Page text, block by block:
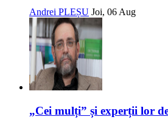
Andrei PLEȘU Joi, 06 Aug
„Cei mulți” și experții lor